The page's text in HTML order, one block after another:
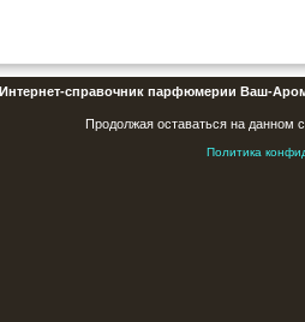
Интернет-справочник парфюмерии Ваш-
Продолжая оставаться на данном
Политика